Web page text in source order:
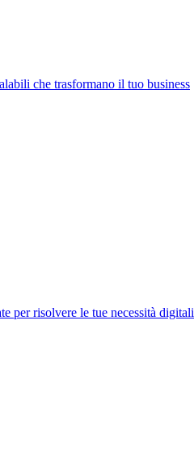
che trasformano il tuo business
per risolvere le tue necessità digitali